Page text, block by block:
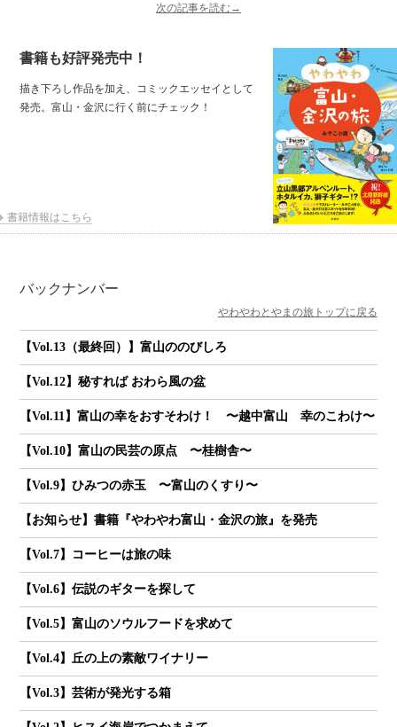
次の記事を読む→
書籍も好評発売中！
描き下ろし作品を加え、コミックエッセイとして
発売。富山・金沢に行く前にチェック！
書籍情報はこちら
バックナンバー
やわやわとやまの旅トップに戻る
【Vol.13（最終回）】富山ののびしろ
【Vol.12】秘すれば おわら風の盆
【Vol.11】富山の幸をおすそわけ！ 〜越中富山 幸のこわけ〜
【Vol.10】富山の民芸の原点 〜桂樹舎〜
【Vol.9】ひみつの赤玉 〜富山のくすり〜
【お知らせ】書籍『やわやわ富山・金沢の旅』を発売
【Vol.7】コーヒーは旅の味
【Vol.6】伝説のギターを探して
【Vol.5】富山のソウルフードを求めて
【Vol.4】丘の上の素敵ワイナリー
【Vol.3】芸術が発光する箱